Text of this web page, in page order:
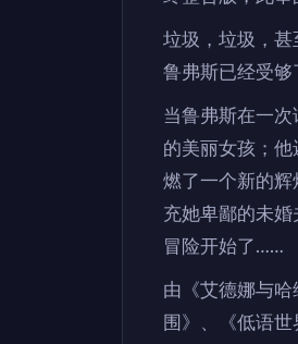
垃圾，垃圾，甚
鲁弗斯已经受够
当鲁弗斯在一
的美丽女孩；
燃了一个新的辉
充她卑鄙的未
冒险开始了……
由《艾德娜与
围》、《低语